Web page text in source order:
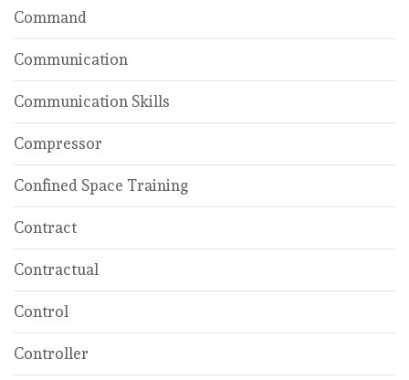
Command
Communication
Communication Skills
Compressor
Confined Space Training
Contract
Contractual
Control
Controller